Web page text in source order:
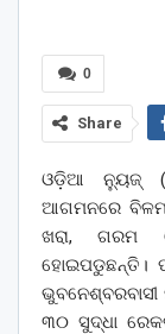
0
Share
ଓଡ଼ିଆ ନ୍ୟୁଜ୍
ଆଗମନରେ
ଖରା, ଗରମ
ଭୁବନେଶ୍ବରବାସୀ
୩୦ ସୁଦ୍ଧା